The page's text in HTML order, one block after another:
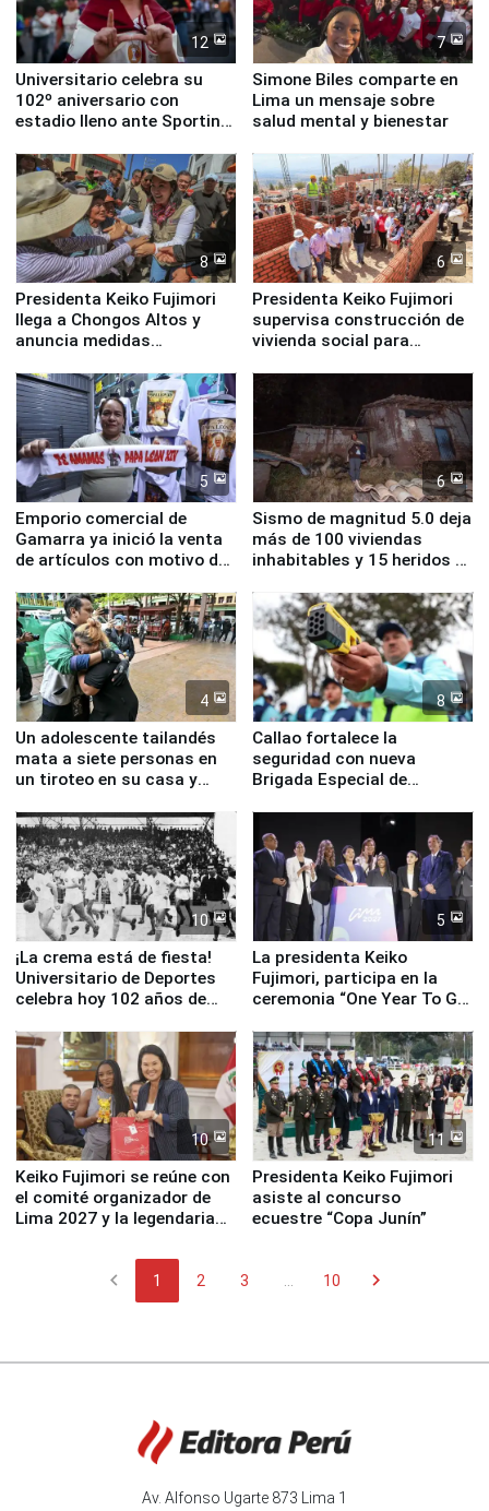
12
Universitario celebra su
102º aniversario con
estadio lleno ante Sporting
7
Simone Biles comparte en
Lima un mensaje sobre
salud mental y bienestar
8
Presidenta Keiko Fujimori
llega a Chongos Altos y
anuncia medidas
educación, salud y empleo
6
Presidenta Keiko Fujimori
supervisa construcción de
vivienda social para
5
Emporio comercial de
Gamarra ya inició la venta
de artículos con motivo de
6
Sismo de magnitud 5.0 deja
más de 100 viviendas
inhabitables y 15 heridos en
4
Un adolescente tailandés
mata a siete personas en
un tiroteo en su casa y
8
Callao fortalece la
seguridad con nueva
Brigada Especial de
equipamiento para
Serenazgo
10
¡La crema está de fiesta!
Universitario de Deportes
celebra hoy 102 años de
5
La presidenta Keiko
Fujimori, participa en la
ceremonia “One Year To Go
10
Keiko Fujimori se reúne con
el comité organizador de
Lima 2027 y la legendaria
11
Presidenta Keiko Fujimori
asiste al concurso
ecuestre “Copa Junín”
chevron_left 1 2 3 10 chevron_right
Av. Alfonso Ugarte 873 Lima 1